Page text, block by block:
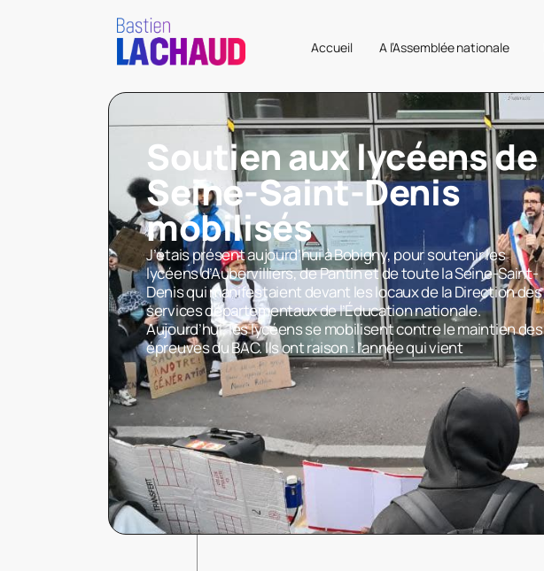
Accueil A l’Assemblée nationale
Soutien aux lycéens de
Seine-Saint-Denis
mobilisés
J’étais présent aujourd’hui à Bobigny, pour soutenir les
lycéens d’Aubervilliers, de Pantin et de toute la Seine-Saint-
Denis qui manifestaient devant les locaux de la Direction des
services départementaux de l’Éducation nationale.
Aujourd’hui, les lycéens se mobilisent contre le maintien des
épreuves du BAC. Ils ont raison : l’année qui vient